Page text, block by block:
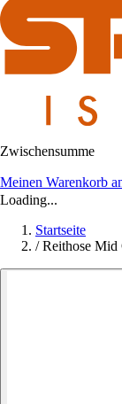
Zwischensumme
Meinen Warenkorb
Loading...
Startseite
/ Reithose